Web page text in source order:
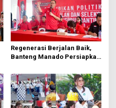
Regenerasi Berjalan Baik,
Banteng Manado Persiapkan
Rumput